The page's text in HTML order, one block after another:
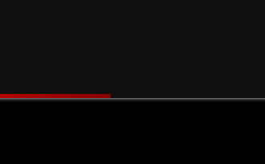
MRO Hercules